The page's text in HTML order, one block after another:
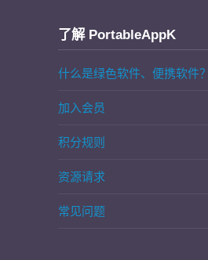
了解 PortableAppK
什么是绿色软件、便携软件？
加入会员
积分规则
资源请求
常见问题